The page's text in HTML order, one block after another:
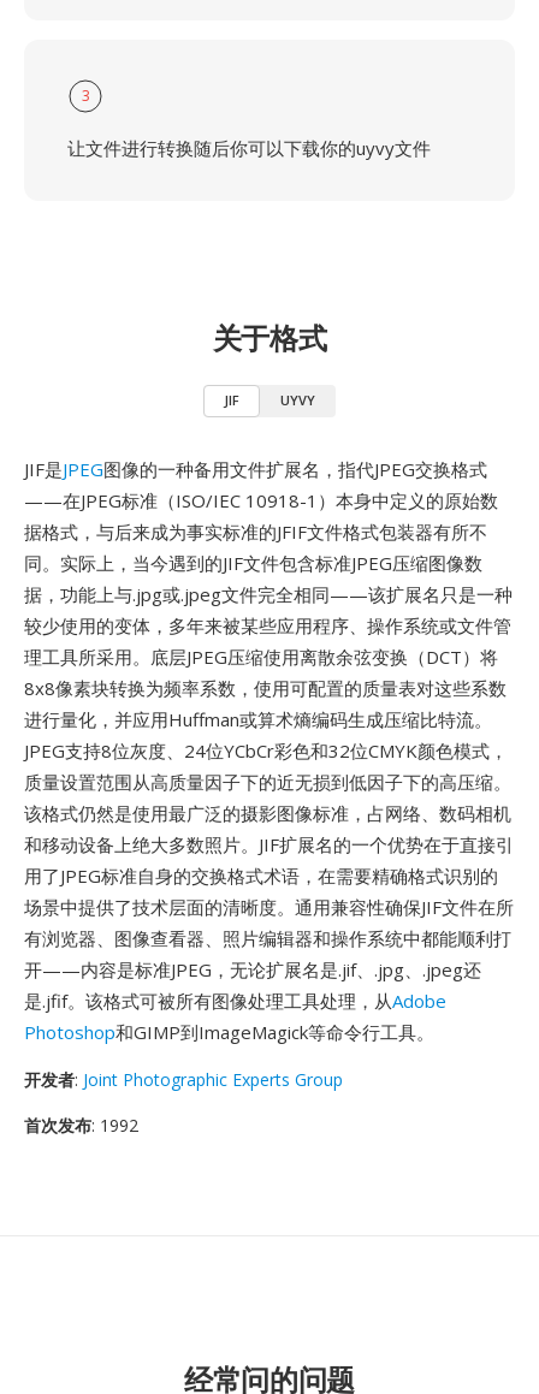
3
让文件进行转换随后你可以下载你的uyvy文件
关于格式
JIF UYVY
JIF是JPEG图像的一种备用文件扩展名，指代JPEG交换格式
——在JPEG标准（ISO/IEC 10918-1）本身中定义的原始数
据格式，与后来成为事实标准的JFIF文件格式包装器有所不
同。实际上，当今遇到的JIF文件包含标准JPEG压缩图像数
据，功能上与.jpg或.jpeg文件完全相同——该扩展名只是一种
较少使用的变体，多年来被某些应用程序、操作系统或文件管
理工具所采用。底层JPEG压缩使用离散余弦变换（DCT）将
8x8像素块转换为频率系数，使用可配置的质量表对这些系数
进行量化，并应用Huffman或算术熵编码生成压缩比特流。
JPEG支持8位灰度、24位YCbCr彩色和32位CMYK颜色模式，
质量设置范围从高质量因子下的近无损到低因子下的高压缩。
该格式仍然是使用最广泛的摄影图像标准，占网络、数码相机
和移动设备上绝大多数照片。JIF扩展名的一个优势在于直接引
用了JPEG标准自身的交换格式术语，在需要精确格式识别的
场景中提供了技术层面的清晰度。通用兼容性确保JIF文件在所
有浏览器、图像查看器、照片编辑器和操作系统中都能顺利打
开——内容是标准JPEG，无论扩展名是.jif、.jpg、.jpeg还
是.jfif。该格式可被所有图像处理工具处理，从Adobe
Photoshop和GIMP到ImageMagick等命令行工具。
开发者: Joint Photographic Experts Group
首次发布: 1992
经常问的问题